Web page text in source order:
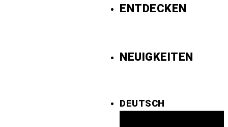
ENTDECKEN
NEUIGKEITEN
DEUTSCH